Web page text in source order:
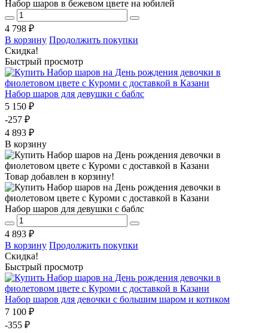
Набор шаров в бежевом цвете на юбилей
4 798 ₽
В корзину Продолжить покупки
Скидка!
Быстрый просмотр
Набор шаров для девушки с баблс
5 150 ₽
-257 ₽
4 893 ₽
В корзину
Товар добавлен в корзину!
Набор шаров для девушки с баблс
4 893 ₽
В корзину Продолжить покупки
Скидка!
Быстрый просмотр
Набор шаров для девочки с большим шаром и котиком
7 100 ₽
-355 ₽